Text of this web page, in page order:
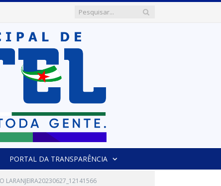
PORTAL DA TRANSPARÊNCIA
LARANJEIRA20230627_12141566